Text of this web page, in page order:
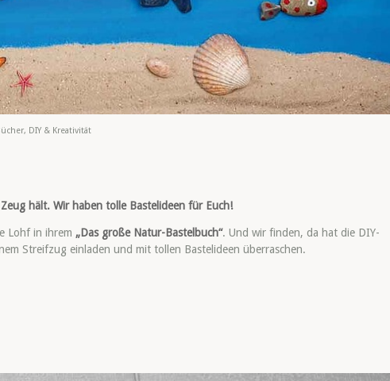
, DIY & Kreativität
hält. Wir haben tolle Bastelideen für Euch!
Lohf in ihrem „Das große Natur-Bastelbuch“. Und wir finden, da hat die DIY-
Streifzug einladen und mit tollen Bastelideen überraschen.